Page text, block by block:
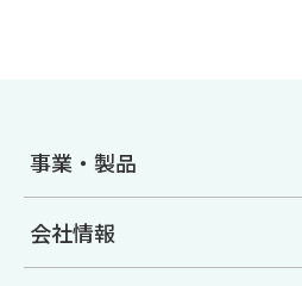
事業・製品
会社情報